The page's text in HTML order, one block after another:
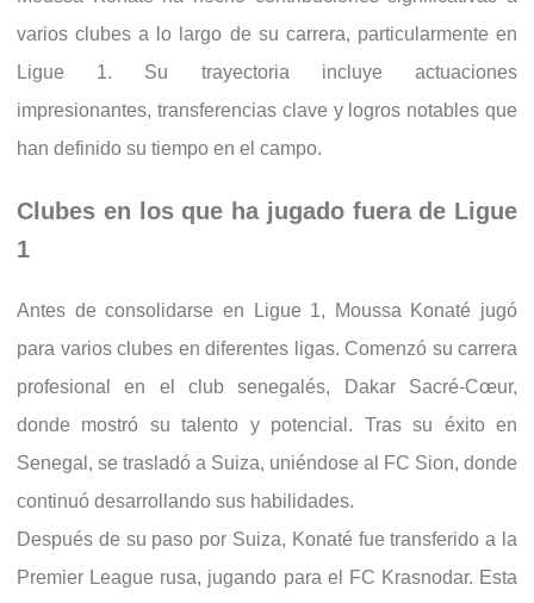
varios clubes a lo largo de su carrera, particularmente en
Ligue 1. Su trayectoria incluye actuaciones
impresionantes, transferencias clave y logros notables que
han definido su tiempo en el campo.
Clubes en los que ha jugado fuera de Ligue
1
Antes de consolidarse en Ligue 1, Moussa Konaté jugó
para varios clubes en diferentes ligas. Comenzó su carrera
profesional en el club senegalés, Dakar Sacré-Cœur,
donde mostró su talento y potencial. Tras su éxito en
Senegal, se trasladó a Suiza, uniéndose al FC Sion, donde
continuó desarrollando sus habilidades.
Después de su paso por Suiza, Konaté fue transferido a la
Premier League rusa, jugando para el FC Krasnodar. Esta